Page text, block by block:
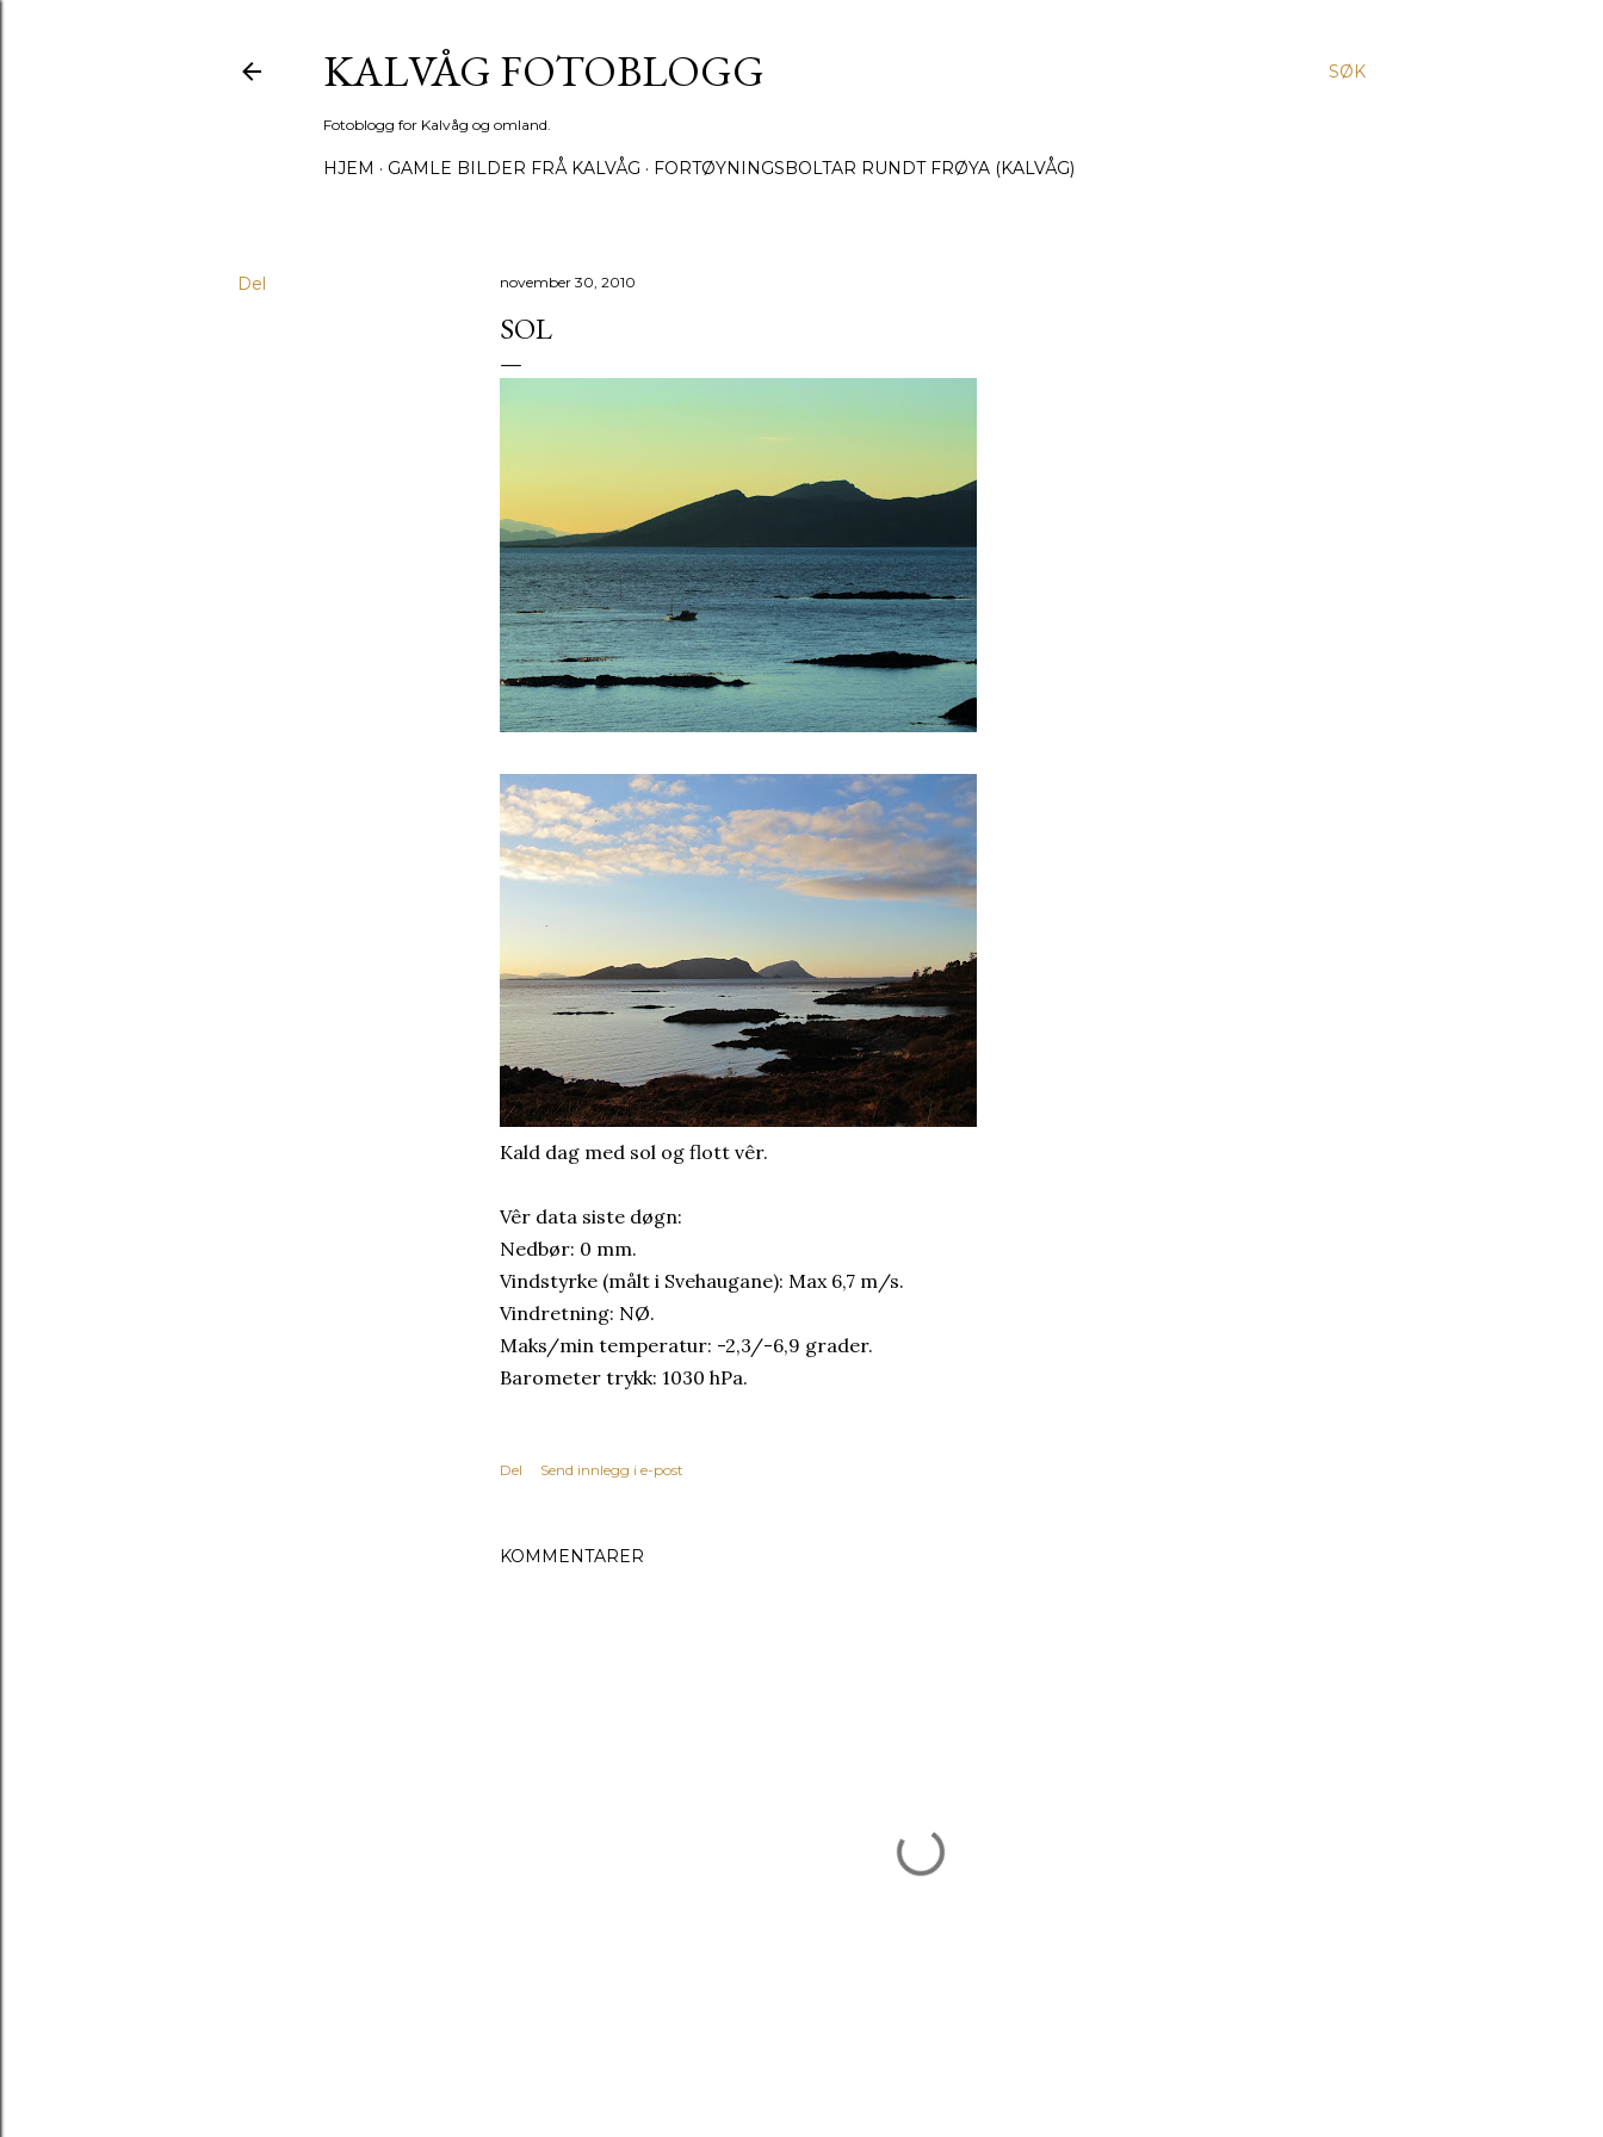
SØK
KALVÅG FOTOBLOGG
Fotoblogg for Kalvåg og omland.
HJEM GAMLE BILDER FRÅ KALVÅG FORTØYNINGSBOLTAR RUNDT FRØYA (KALVÅG)
Del november 30, 2010
SOL
Kald dag med sol og flott vêr.
Vêr data siste døgn:
Nedbør: 0 mm.
Vindstyrke (målt i Svehaugane): Max 6,7 m/s.
Vindretning: NØ.
Maks/min temperatur: -2,3/-6,9 grader.
Barometer trykk: 1030 hPa.
Del Send innlegg i e-post
KOMMENTARER